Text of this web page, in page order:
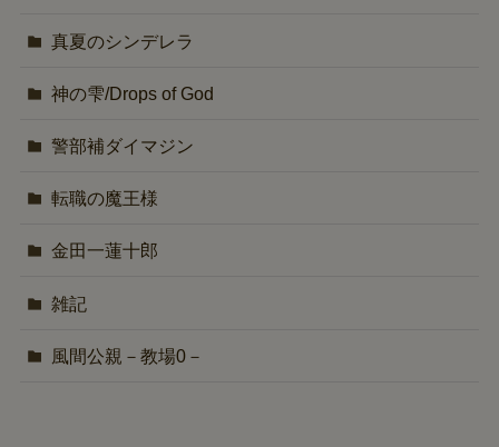
真夏のシンデレラ
神の雫/Drops of God
警部補ダイマジン
転職の魔王様
金田一蓮十郎
雑記
風間公親－教場0－